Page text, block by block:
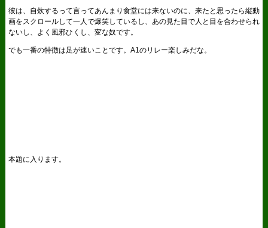
彼は、自炊するって言ってあんまり食堂には来ないのに、来たと思ったら縦動
画をスクロールして一人で爆笑しているし、あの見た目で人と目を合わせられ
ないし、よく風邪ひくし、変な奴です。
でも一番の特徴は足が速いことです。A1のリレー楽しみだな。
本題に入ります。